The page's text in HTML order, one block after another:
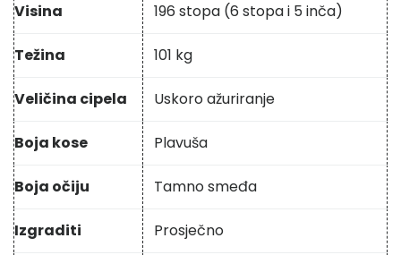
Visina 196 stopa (6 stopa i 5 inča)
Težina 101 kg
Veličina cipela Uskoro ažuriranje
Boja kose Plavuša
Boja očiju Tamno smeđa
Izgraditi Prosječno